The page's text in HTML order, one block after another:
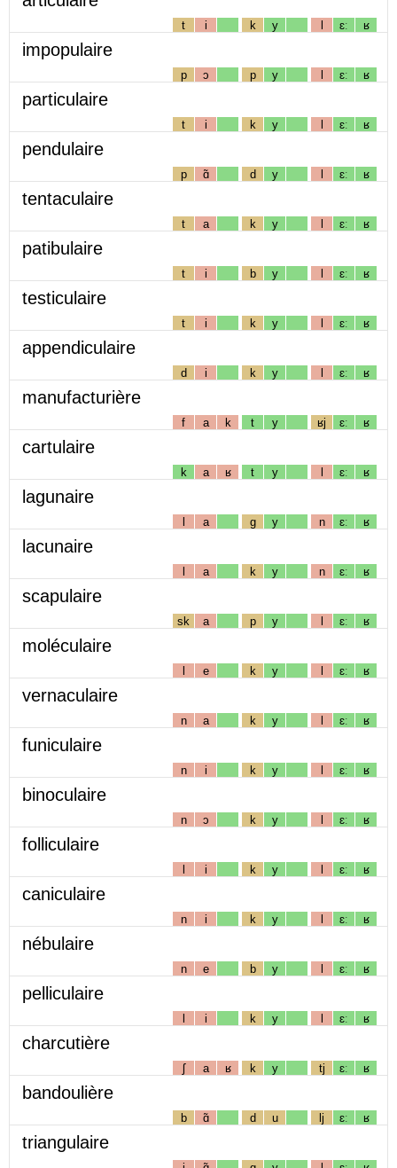
t i k y l ɛː ʁ
impopulaire
p ɔ p y l ɛː ʁ
particulaire
t i k y l ɛː ʁ
pendulaire
p ɑ̃ d y l ɛː ʁ
tentaculaire
t a k y l ɛː ʁ
patibulaire
t i b y l ɛː ʁ
testiculaire
t i k y l ɛː ʁ
appendiculaire
d i k y l ɛː ʁ
manufacturière
f a k t y ʁj ɛː ʁ
cartulaire
k a ʁ t y l ɛː ʁ
lagunaire
l a g y n ɛː ʁ
lacunaire
l a k y n ɛː ʁ
scapulaire
sk a p y l ɛː ʁ
moléculaire
l e k y l ɛː ʁ
vernaculaire
n a k y l ɛː ʁ
funiculaire
n i k y l ɛː ʁ
binoculaire
n ɔ k y l ɛː ʁ
folliculaire
l i k y l ɛː ʁ
caniculaire
n i k y l ɛː ʁ
nébulaire
n e b y l ɛː ʁ
pelliculaire
l i k y l ɛː ʁ
charcutière
ʃ a ʁ k y tj ɛː ʁ
bandoulière
b ɑ̃ d u lj ɛː ʁ
triangulaire